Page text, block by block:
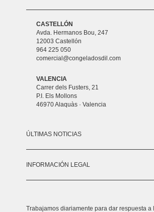
CASTELLÓN
Avda. Hermanos Bou, 247
12003 Castellón
964 225 050
comercial@congeladosdil.com
VALENCIA
Carrer dels Fusters, 21
P.I. Els Mollons
46970 Alaquàs · Valencia
ÚLTIMAS NOTICIAS
INFORMACIÓN LEGAL
Trabajamos diariamente para dar respuesta a